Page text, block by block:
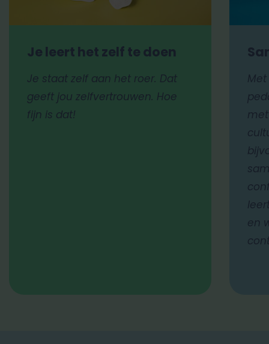
Je leert het zelf te doen
Je staat zelf aan het roer. Dat
geeft jou zelfvertrouwen. Hoe
fijn is dat!
en